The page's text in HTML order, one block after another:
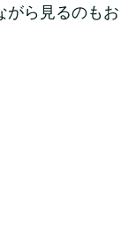
がら見るのもお